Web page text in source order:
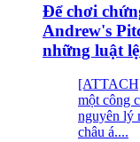
Để chơi
Andrew's
những luật
một công
nguyên lý
châu á....